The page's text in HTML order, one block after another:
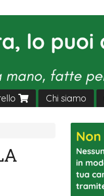
Chi siamo